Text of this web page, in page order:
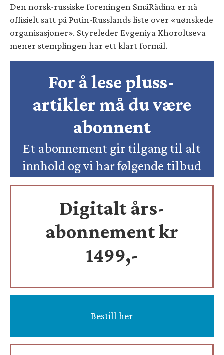
Den norsk-russiske foreningen SmåRådina er nå
offisielt satt på Putin-Russlands liste over «uønskede
organisasjoner». Styreleder Evgeniya Khoroltseva
mener stemplingen har ett klart formål.
For å lese pluss-
artikler må du være
abonnent
Et abonnement gir tilgang til alt
innhold og vi har følgende tilbud
Digitalt års-
abonnement kr
1499,-
Bestill her